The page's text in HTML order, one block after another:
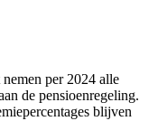
per 2024 alle
de pensioenregeling.
blijven